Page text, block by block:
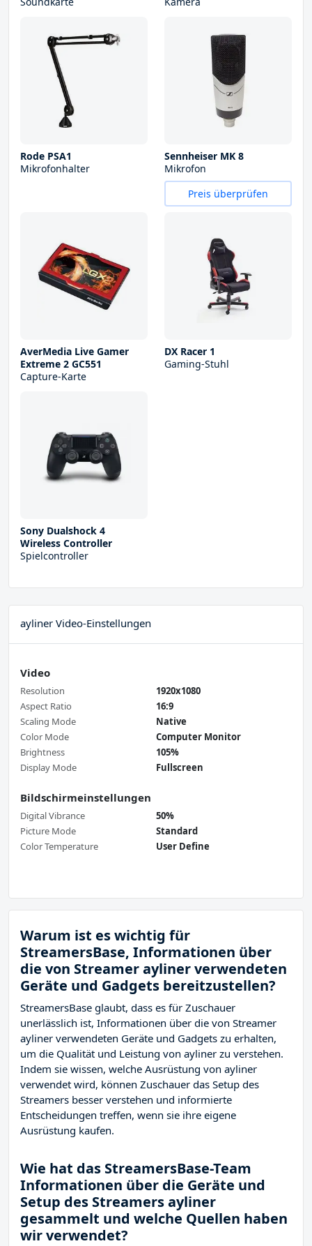
Rode PSA1
Mikrofonhalter
Sennheiser MK 8
Mikrofon
Preis überprüfen
AverMedia Live Gamer
Extreme 2 GC551
Capture-Karte
DX Racer 1
Gaming-Stuhl
Sony Dualshock 4
Wireless Controller
Spielcontroller
ayliner Video-Einstellungen
Video
Resolution
1920x1080
Aspect Ratio
16:9
Scaling Mode
Native
Color Mode
Computer Monitor
Brightness
105%
Display Mode
Fullscreen
Bildschirmeinstellungen
Digital Vibrance
50%
Picture Mode
Standard
Color Temperature
User Define
Warum ist es wichtig für
StreamersBase, Informationen über
die von Streamer ayliner verwendeten
Geräte und Gadgets bereitzustellen?
StreamersBase glaubt, dass es für Zuschauer
unerlässlich ist, Informationen über die von Streamer
ayliner verwendeten Geräte und Gadgets zu erhalten,
um die Qualität und Leistung von ayliner zu verstehen.
Indem sie wissen, welche Ausrüstung von ayliner
verwendet wird, können Zuschauer das Setup des
Streamers besser verstehen und informierte
Entscheidungen treffen, wenn sie ihre eigene
Ausrüstung kaufen.
Wie hat das StreamersBase-Team
Informationen über die Geräte und
Setup des Streamers ayliner
gesammelt und welche Quellen haben
wir verwendet?